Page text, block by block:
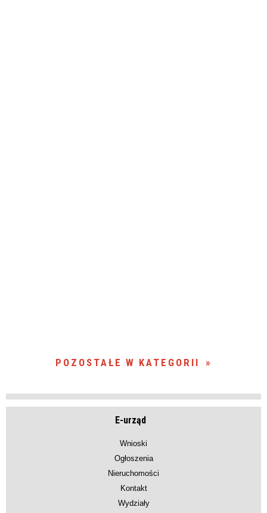
POZOSTAŁE W KATEGORII
E-urząd
Wnioski
Ogłoszenia
Nieruchomości
Kontakt
Wydziały